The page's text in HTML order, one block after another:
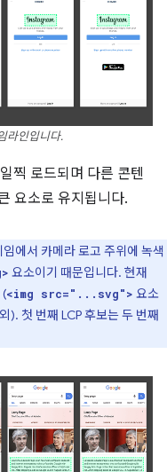
라인입니다.
찍 로드되며 다른 콘텐
요소로 유지됩니다.
에서 카메라 로고 주위에 녹색
요소이기 때문입니다. 현재
(<img src="...svg"> 요소
). 첫 번째 LCP 후보는 두 번째